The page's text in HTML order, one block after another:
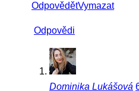
OdpovědětVymazat
Odpovědi
Dominika Lukášová